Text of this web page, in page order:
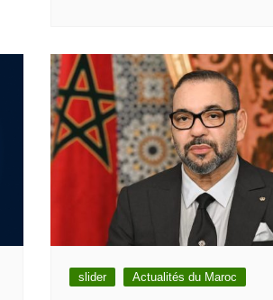
slider Actualités du Maroc